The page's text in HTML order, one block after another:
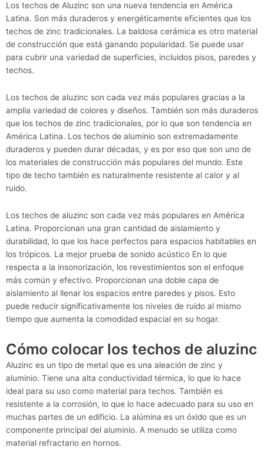
Los techos de Aluzinc son una nueva tendencia en América
Latina. Son más duraderos y energéticamente eficientes que los
techos de zinc tradicionales. La baldosa cerámica es otro material
de construcción que está ganando popularidad. Se puede usar
para cubrir una variedad de superficies, incluidos pisos, paredes y
techos.
Los techos de aluzinc son cada vez más populares gracias a la
amplia variedad de colores y diseños. También son más duraderos
que los techos de zinc tradicionales, por lo que son tendencia en
América Latina. Los techos de aluminio son extremadamente
duraderos y pueden durar décadas, y es por eso que son uno de
los materiales de construcción más populares del mundo. Este
tipo de techo también es naturalmente resistente al calor y al
ruido.
Los techos de aluzinc son cada vez más populares en América
Latina. Proporcionan una gran cantidad de aislamiento y
durabilidad, lo que los hace perfectos para espacios habitables en
los trópicos. La mejor prueba de sonido acústico En lo que
respecta a la insonorización, los revestimientos son el enfoque
más común y efectivo. Proporcionan una doble capa de
aislamiento al llenar los espacios entre paredes y pisos. Esto
puede reducir significativamente los niveles de ruido al mismo
tiempo que aumenta la comodidad espacial en su hogar.
Cómo colocar los techos de aluzinc
Aluzinc es un tipo de metal que es una aleación de zinc y
aluminio. Tiene una alta conductividad térmica, lo que lo hace
ideal para su uso como material para techos. También es
resistente a la corrosión, lo que lo hace adecuado para su uso en
muchas partes de un edificio. La alúmina es un óxido que es un
componente principal del aluminio. A menudo se utiliza como
material refractario en hornos.